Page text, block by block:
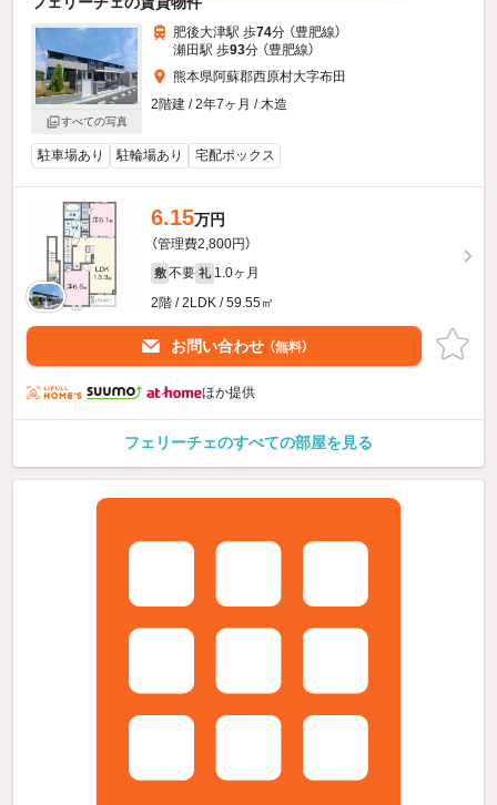
すべての写真
肥後大津駅 歩74分 （豊肥線）
瀬田駅 歩93分 （豊肥線）
熊本県阿蘇郡西原村大字布田
2階建 / 2年7ヶ月 / 木造
駐車場あり 駐輪場あり 宅配ボックス
6.15万円
（管理費2,800円）
敷 不要 礼 1.0ヶ月
2階 / 2LDK / 59.55㎡
お問い合わせ （無料）
ほか提供
フェリーチェのすべての部屋を見る